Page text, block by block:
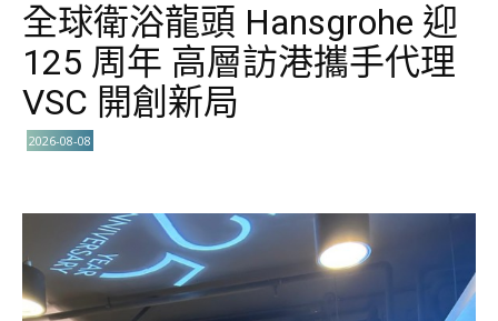
全球衛浴龍頭 Hansgrohe 迎
125 周年 高層訪港攜手代理
VSC 開創新局
2026-08-08